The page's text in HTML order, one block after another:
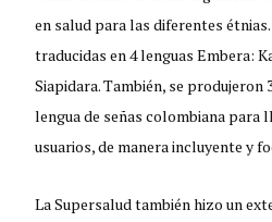
en salud para las diferentes
traducidas en 4 lenguas Embera:
Siapidara. También, se produjeron
lengua de señas colombiana para
usuarios, de manera incluyente y
La Supersalud también hizo un